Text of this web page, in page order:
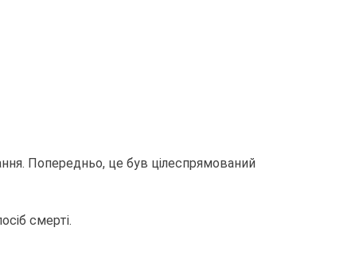
Попередньо, це був цілеспрямований
смерті.